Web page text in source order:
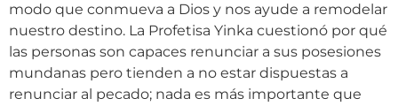
modo que conmueva a Dios y nos ayude a remodelar
nuestro destino. La Profetisa Yinka cuestionó por qué
las personas son capaces renunciar a sus posesiones
mundanas pero tienden a no estar dispuestas a
renunciar al pecado; nada es más importante que